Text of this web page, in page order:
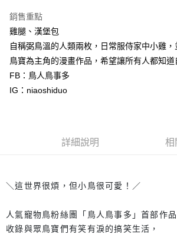
宅配
每筆NT$100，滿NT$499(含以上)免運費
銷售重點
雞腿、漢堡包
自稱弼鳥溫的人類兩枚，日常服侍家中小雞
鳥寶為主角的漫畫作品，希望讓所有人都知道
FB：鳥人鳥事多
IG：niaoshiduo
詳細說明 相
＼這世界很煩，但小鳥很可愛！／
人氣寵物鳥粉絲團「鳥人鳥事多」首部作品
收錄與眾鳥寶們有笑有淚的搞笑生活，